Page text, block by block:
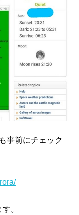
事前にチェック
。